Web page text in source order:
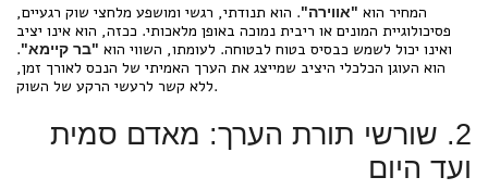
המחיר הוא "אווירה". הוא תנודתי, רגשי ומושפע מלחצי שוק רגעיים,
פסיכולוגיית המונים או ריבית נמוכה באופן מלאכותי. ככזה, הוא אינו יציב
ואינו יכול לשמש כבסיס בטוח לבטוחה. לעומתו, השווי הוא "בר קיימא".
הוא העוגן הכלכלי היציב שמייצג את הערך האמיתי של הנכס לאורך זמן,
ללא קשר לרעשי הרקע של השוק.
2. שורשי תורת הערך: מאדם סמית
ועד היום